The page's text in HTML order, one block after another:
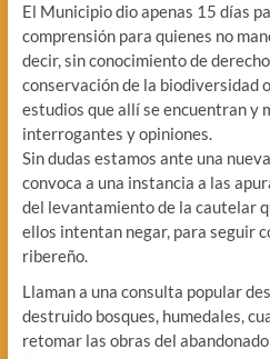
El Municipio dio apenas 15 días
comprensión para quienes no
decir, sin conocimiento de
conservación de la biodiversidad
estudios que allí se encuentran y
interrogantes y opiniones.
Sin dudas estamos ante una
convoca a una instancia a las
del levantamiento de la cautelar
ellos intentan negar, para seguir
ribereño.
Llaman a una consulta popular
destruido bosques, humedales,
retomar las obras del